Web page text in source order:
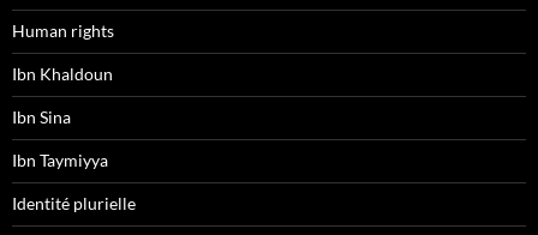
Human rights
Ibn Khaldoun
Ibn Sina
Ibn Taymiyya
Identité plurielle